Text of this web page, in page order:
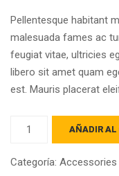
Pellentesque habitant
malesuada fames ac
feugiat vitae, ultricies
libero sit amet quam
est. Mauris placerat
Luggage
cantidad
AÑADIR AL
Categoría: Accessories